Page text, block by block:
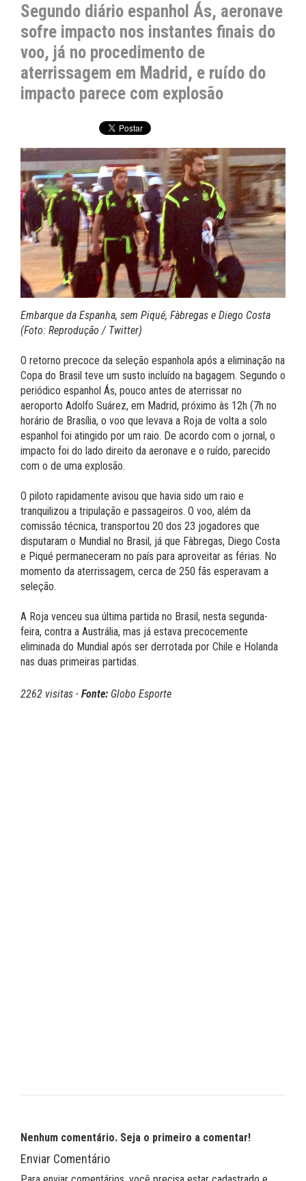
Segundo diário espanhol Ás, aeronave
sofre impacto nos instantes finais do
voo, já no procedimento de
aterrissagem em Madrid, e ruído do
impacto parece com explosão
Embarque da Espanha, sem Piqué, Fàbregas e Diego Costa
(Foto: Reprodução / Twitter)
O retorno precoce da seleção espanhola após a eliminação na
Copa do Brasil teve um susto incluído na bagagem. Segundo o
periódico espanhol Ás, pouco antes de aterrissar no
aeroporto Adolfo Suárez, em Madrid, próximo às 12h (7h no
horário de Brasília, o voo que levava a Roja de volta a solo
espanhol foi atingido por um raio. De acordo com o jornal, o
impacto foi do lado direito da aeronave e o ruído, parecido
com o de uma explosão.
O piloto rapidamente avisou que havia sido um raio e
tranquilizou a tripulação e passageiros. O voo, além da
comissão técnica, transportou 20 dos 23 jogadores que
disputaram o Mundial no Brasil, já que Fàbregas, Diego Costa
e Piqué permaneceram no país para aproveitar as férias. No
momento da aterrissagem, cerca de 250 fãs esperavam a
seleção.
A Roja venceu sua última partida no Brasil, nesta segunda-
feira, contra a Austrália, mas já estava precocemente
eliminada do Mundial após ser derrotada por Chile e Holanda
nas duas primeiras partidas.
2262 visitas - Fonte: Globo Esporte
Nenhum comentário. Seja o primeiro a comentar!
Enviar Comentário